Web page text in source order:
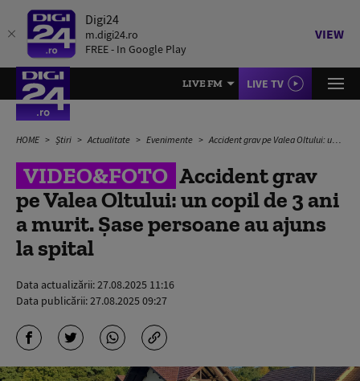
Digi24
m.digi24.ro
FREE - In Google Play
VIEW
LIVE FM LIVE TV
HOME Știri Actualitate Evenimente Accident grav pe Valea Oltului: un copil de 3 ani a murit. Șase persoane au ajuns la spital
VIDEO&FOTO Accident grav
pe Valea Oltului: un copil de 3 ani
a murit. Șase persoane au ajuns
la spital
Data actualizării:27.08.2025 11:16
Data publicării:27.08.2025 09:27